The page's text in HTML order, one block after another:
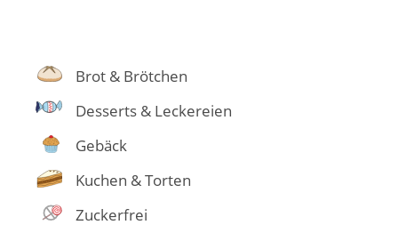
Brot & Brötchen
Desserts & Leckereien
Gebäck
Kuchen & Torten
Zuckerfrei